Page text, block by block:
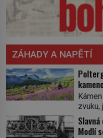
ZÁHADY A NAPĚTÍ
zvuku,
Modlí